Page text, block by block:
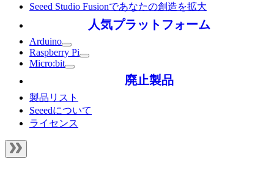
Seeed Studio Fusionであなたの創造を拡大
人気プラットフォーム
Arduino
Raspberry Pi
Micro:bit
廃止製品
製品リスト
Seeedについて
ライセンス